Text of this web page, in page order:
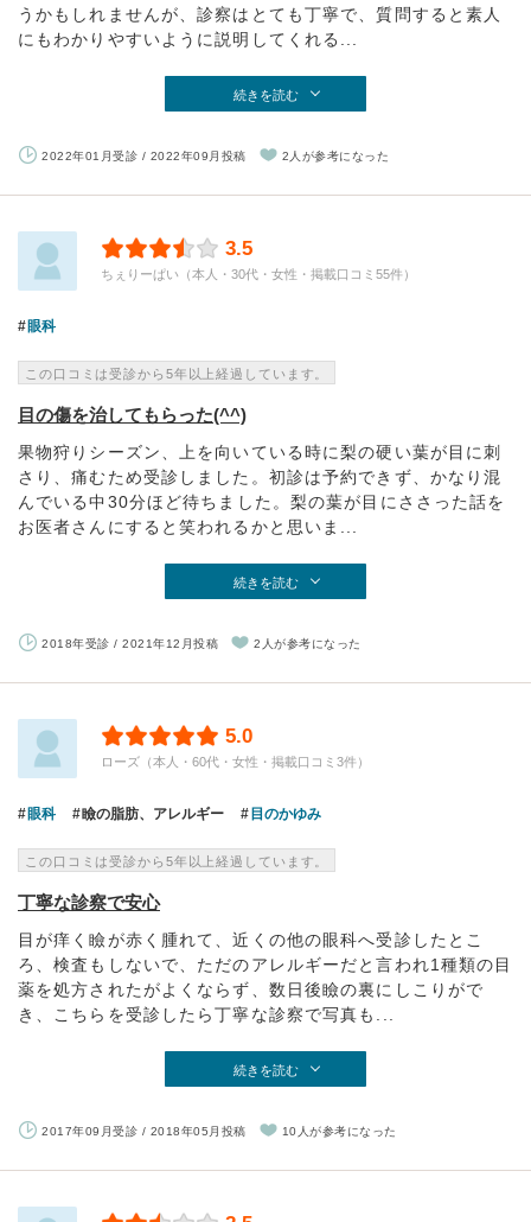
うかもしれませんが、診察はとても丁寧で、質問すると素人
にもわかりやすいように説明してくれる...
続きを読む
2022年01月受診 / 2022年09月投稿 2人が参考になった
3.5
ちぇりーぱい（本人・30代・女性・掲載口コミ55件）
眼科
この口コミは受診から5年以上経過しています。
目の傷を治してもらった(^^)
果物狩りシーズン、上を向いている時に梨の硬い葉が目に刺
さり、痛むため受診しました。初診は予約できず、かなり混
んでいる中30分ほど待ちました。梨の葉が目にささった話を
お医者さんにすると笑われるかと思いま...
続きを読む
2018年受診 / 2021年12月投稿 2人が参考になった
5.0
ローズ（本人・60代・女性・掲載口コミ3件）
眼科 瞼の脂肪、アレルギー 目のかゆみ
この口コミは受診から5年以上経過しています。
丁寧な診察で安心
目が痒く瞼が赤く腫れて、近くの他の眼科へ受診したとこ
ろ、検査もしないで、ただのアレルギーだと言われ1種類の目
薬を処方されたがよくならず、数日後瞼の裏にしこりがで
き、こちらを受診したら丁寧な診察で写真も...
続きを読む
2017年09月受診 / 2018年05月投稿 10人が参考になった